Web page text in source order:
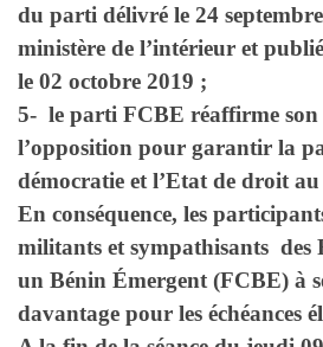
du parti délivré le 24
ministère de l’intérieur et
le 02 octobre 2019 ;
5- le parti FCBE réaffirme son
l’opposition pour garantir la
démocratie et l’Etat de droit
En conséquence, les
militants et sympathisants des
un Bénin Émergent (FCBE) à
davantage pour les échéances